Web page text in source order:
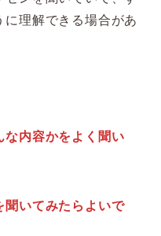
に理解できる場合があ
な内容かをよく聞い
聞いてみたらよいで